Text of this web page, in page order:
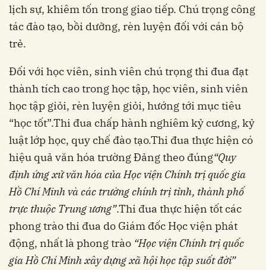
lịch sự, khiêm tốn trong giao tiếp. Chú trọng công
tác đào tạo, bồi dưỡng, rèn luyện đối với cán bộ
trẻ.
Đối với học viên, sinh viên chú trọng thi đua đạt
thành tích cao trong học tập, học viên, sinh viên
học tập giỏi, rèn luyện giỏi, hướng tới mục tiêu
“học tốt”.Thi đua chấp hành nghiêm kỷ cương, kỷ
luật lớp học, quy chế đào tạo.Thi đua thực hiện có
hiệu quả văn hóa trường Đảng theo đúng“Quy
định ứng xử văn hóa của Học viện Chính trị quốc gia
Hồ Chí Minh và các trường chính trị tỉnh, thành phố
trực thuộc Trung ương”.Thi đua thực hiện tốt các
phong trào thi đua do Giám đốc Học viện phát
động, nhất là phong trào “Học viện Chính trị quốc
gia Hồ Chí Minh xây dựng xã hội học tập suốt đời”